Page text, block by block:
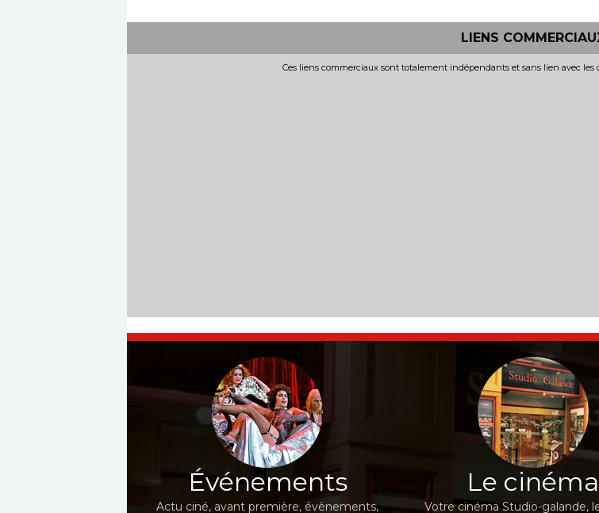
LIENS
Ces liens commerciaux sont totalement indépendants et sans lien avec
Événements
Actu ciné, avant première, évènements,
Le cinéma
Votre cinéma Studio-galande,